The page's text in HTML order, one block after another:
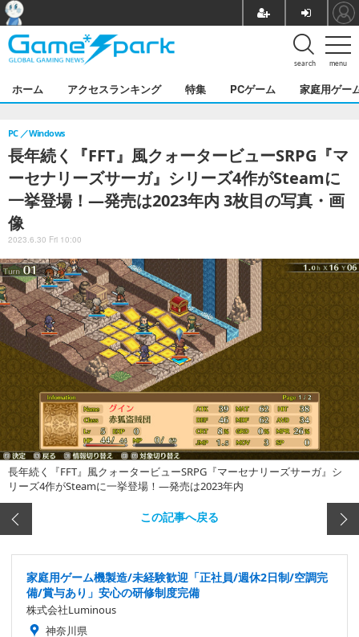
menu
search
ホーム アクセスランキング 特集 PCゲーム 家庭用ゲー
長年続く『FFT』風クォータービューSRPG『マ
ーセナリーズサーガ』シリーズ4作がSteamに
一挙登場！―発売は2023年内 3枚目の写真・画
像
PC Windows
2023.6.30 Fri 10:00
長年続く『FFT』風クォータービューSRPG『マーセナリーズサーガ』シ
リーズ4作がSteamに一挙登場！―発売は2023年内
この記事へ戻る
家庭用ゲーム機製造/未経験歓迎「正社員/週休2日制/空調完
備/賞与あり」安心の研修制度完備
株式会社Luminous
神奈川県